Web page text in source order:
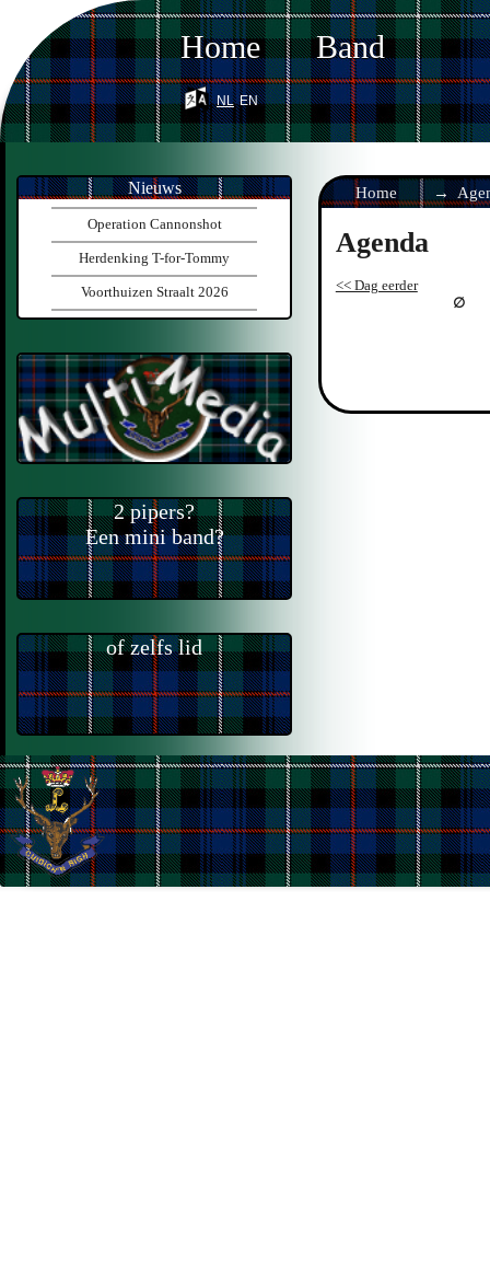
Home Band
nl en
Home
Agenda
<< Dag eerder
Nieuws
Operation Cannonshot
Herdenking T-for-Tommy
Voorthuizen Straalt 2026
2 pipers?
Een mini band?
of zelfs lid